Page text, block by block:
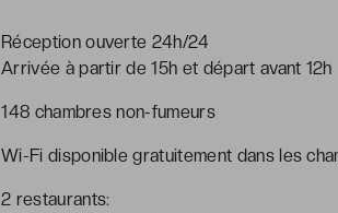
Réception ouverte 24h/24
Arrivée à partir de 15h et départ avant 12h
148 chambres non-fumeurs
Wi-Fi disponible gratuitement dans les
2 restaurants: